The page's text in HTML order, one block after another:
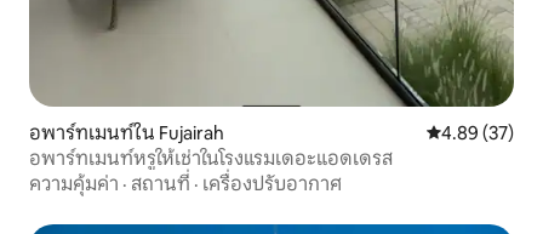
อพาร์ทเมนท์ใน Fujairah คะแนนเฉลี่ย
4.89 (37)
อพาร์ทเมนท์หรูให้เช่าในโรงแรมเดอะแอดเดรส
ความคุ้มค่า · สถานที่ · เครื่องปรับอากาศ